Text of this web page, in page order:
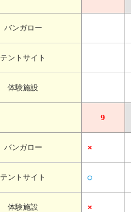
バンガロー
テントサイト
体験施設
9
バンガロー ×
テントサイト ○
体験施設 ×